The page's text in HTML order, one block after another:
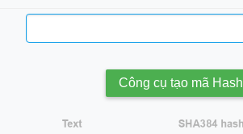
Công cụ tạo mã Hash